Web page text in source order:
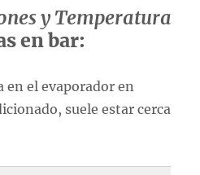
y Temperatura
en bar:
en el evaporador en
suele estar cerca